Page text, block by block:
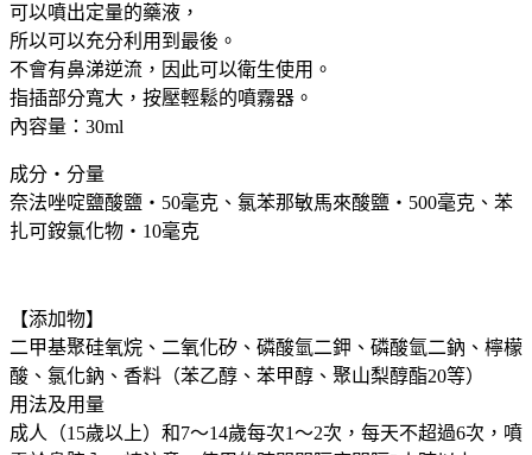
鼻
炎
鼻
噴
劑
敏
性
鼻
劑
鼻
炎
噴
霧
可以噴出定量的藥液，
所以可以充分利用到最後。
不會有鼻涕逆流，因此可以衛生使用。
指插部分寬大，按壓輕鬆的噴霧器。
內容量：30ml
成分・分量
奈法唑啶鹽酸鹽・50毫克、氯苯那敏馬來酸鹽・500毫克、苯
扎可銨氯化物・10毫克
【添加物】
二甲基聚硅氧烷、二氧化矽、磷酸氫二鉀、磷酸氫二鈉、檸檬
酸、氯化鈉、香料（苯乙醇、苯甲醇、聚山梨醇酯20等）
用法及用量
成人（15歲以上）和7～14歲每次1～2次，每天不超過6次，噴